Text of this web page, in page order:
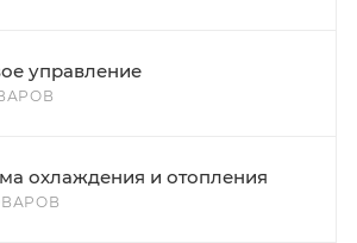
управление
охлаждения и отопления